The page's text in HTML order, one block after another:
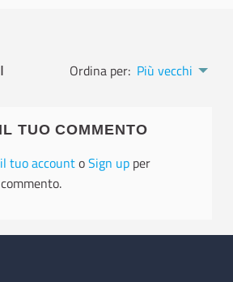
Ordina per: Più vecchi
TUO COMMENTO
tuo accountoSign up per